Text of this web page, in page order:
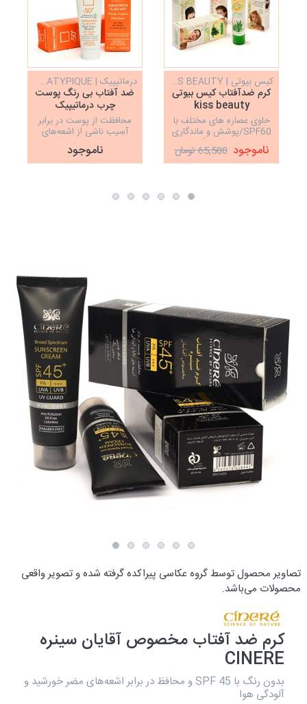
کیس بیوتی | KISS BEAUTY
کرم ضدآفتاب کیس بیوتی
kiss beauty
حاوی عصاره های مختلف با
SPF60/پوشش و ماندگاری
عالی/کیفیت بالا/رنگ طبیعی
ناموجود 65,500 تومان
درماتیپیک | DERMATYPIQUE
ضد آفتاب بی رنگ پوست
چرب درماتیپیک
DERMATYPIIQUE
محافظت از پوست در برابر
آسیب ناشی از اشعه‌های
مضر خورشید
ناموجود
تصاویر محصول توسط گروه عکاسی پیراکده گرفته شده و تصویر واقعی
محصولات می‌باشد.
کرم ضد آفتاب مخصوص آقایان سینره
CINERE
بدون رنگ با SPF 45 و محافظ در برابر اشعه‌های مضر خورشید و
آلودگی هوا